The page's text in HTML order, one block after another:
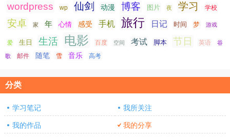
wordpress wp 仙剑 动漫 博客 图片 夜 学习 学校
安卓 家 年 心情 感受 手机 旅行 日记 时间 梦 游戏
爱 生日 生活 电影 百度 空间 考试 脚本 节日 英语 谷
歌 邮件 随笔 雪 音乐 高考
分类
学习笔记 我所关注
我的作品 我的分享